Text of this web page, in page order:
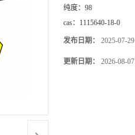
纯度： 98
cas： 1115640-18-0
发布日期： 2025-07-29
更新日期： 2026-08-07